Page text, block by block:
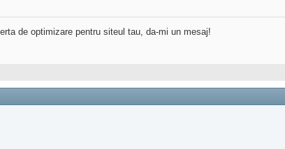
de optimizare pentru siteul tau, da-mi un mesaj!